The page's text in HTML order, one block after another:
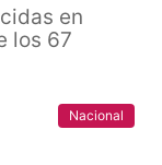
en
los 67
Nacional